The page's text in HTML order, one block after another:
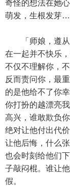
奇怪的想法在她
萌发，生根发芽
「师娘，遵从
在一起并不快乐
不仅不理解你，
反而责问你，最
的是他给不了你
你打扮的越漂亮
高兴，谁敢欺负
绝对让他付出代价
让他后悔，什么
也会时刻给他们
子敲闷棍。谁让
假。